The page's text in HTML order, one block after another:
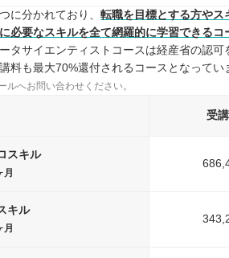
に分かれており、 転職を目標とする方やス
必要なスキルを全て網羅的に学習できるコ
タサイエンティストコースは経産省の認
料も最大70%還付されるコースとなってい
へお問い合わせください。
受
スキル
月
キル
月